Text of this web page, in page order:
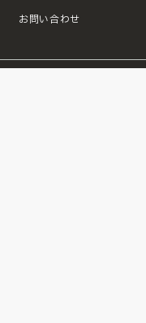
お問い合わせ